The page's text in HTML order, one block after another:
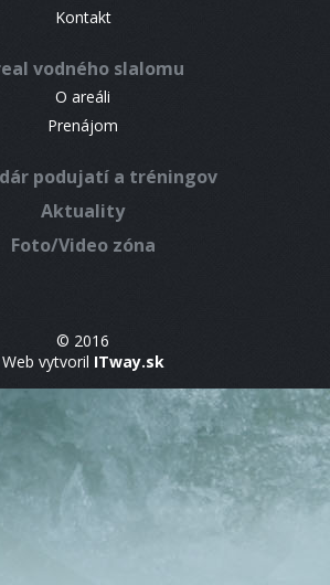
Kontakt
vodného slalomu
O areáli
Prenájom
podujatí a tréningov
Aktuality
Foto/Video zóna
© 2016
Web vytvoril ITway.sk